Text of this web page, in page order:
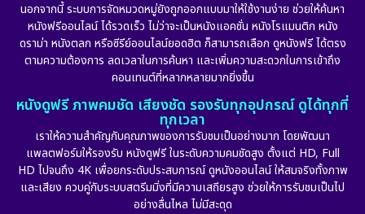
Drama ดราม่า (898)
Emotional (101)
Epic มหากาพย์ (17)
Erotic (10)
นอกจากนี้ ระบบการจัดหมวดหมู่ยังถูกออกแบบมาให้ใช้งานง่าย ช่วยให้ค้นหา
หนังฟรีออนไลน์ ได้รวดเร็ว ไม่ว่าจะเป็นหนังแอคชั่น หนังโรแมนติก หนัง
ดราม่า หนังตลก หรือซีรีย์ออนไลน์ยอดฮิต ก็สามารถเลือก ดูหนังฟรี ได้ตรง
ตามความต้องการ ลดเวลาในการค้นหา และเพิ่มความสะดวกในการเข้าถึง
คอนเทนต์ที่หลากหลายมากยิ่งขึ้น
หนังดูฟรี ภาพคมชัด เสียงชัด รองรับทุกอุปกรณ์ ดูได้ทุกที่
ทุกเวลา
เราให้ความสำคัญกับคุณภาพของการรับชมเป็นอย่างมาก โดยพัฒนา
แพลตฟอร์มให้รองรับ หนังดูฟรี ในระดับความคมชัดสูง ตั้งแต่ HD, Full
HD ไปจนถึง 4K เพื่อยกระดับประสบการณ์ ดูหนังออนไลน์ ให้สมจริงทั้งภาพ
และเสียง ควบคู่กับระบบสตรีมมิ่งที่มีความเสถียรสูง ช่วยให้การรับชมเป็นไป
อย่างลื่นไหล ไม่มีสะดุด